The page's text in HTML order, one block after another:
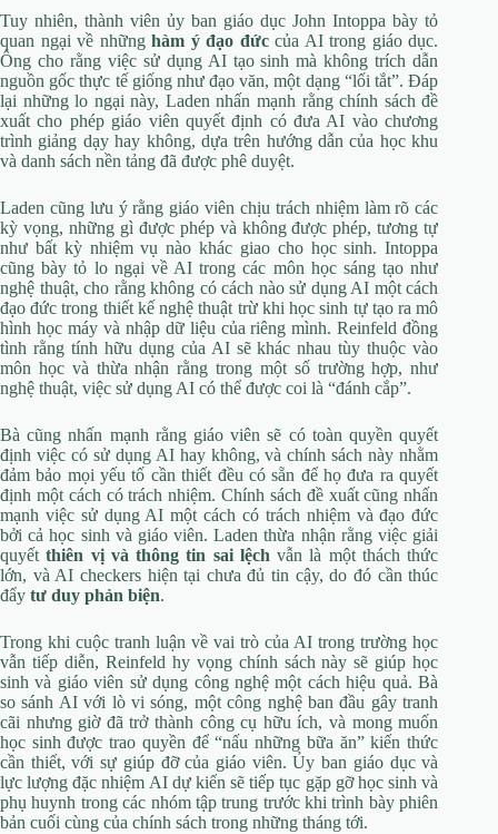
Tuy nhiên, thành viên ủy ban giáo dục John Intoppa bày tỏ
quan ngại về nhữnghàm ý đạo đứccủa AI trong giáo dục.
Ông cho rằng việc sử dụng AI tạo sinh mà không trích dẫn
nguồn gốc thực tế giống như đạo văn, một dạng “lối tắt”. Đáp
lại những lo ngại này, Laden nhấn mạnh rằng chính sách đề
xuất cho phép giáo viên quyết định có đưa AI vào chương
trình giảng dạy hay không, dựa trên hướng dẫn của học khu
và danh sách nền tảng đã được phê duyệt.
Laden cũng lưu ý rằng giáo viên chịu trách nhiệm làm rõ các
kỳ vọng, những gì được phép và không được phép, tương tự
như bất kỳ nhiệm vụ nào khác giao cho học sinh. Intoppa
cũng bày tỏ lo ngại về AI trong các môn học sáng tạo như
nghệ thuật, cho rằng không có cách nào sử dụng AI một cách
đạo đức trong thiết kế nghệ thuật trừ khi học sinh tự tạo ra mô
hình học máy và nhập dữ liệu của riêng mình. Reinfeld đồng
tình rằng tính hữu dụng của AI sẽ khác nhau tùy thuộc vào
môn học và thừa nhận rằng trong một số trường hợp, như
nghệ thuật, việc sử dụng AI có thể được coi là “đánh cắp”.
Bà cũng nhấn mạnh rằng giáo viên sẽ có toàn quyền quyết
định việc có sử dụng AI hay không, và chính sách này nhằm
đảm bảo mọi yếu tố cần thiết đều có sẵn để họ đưa ra quyết
định một cách có trách nhiệm. Chính sách đề xuất cũng nhấn
mạnh việc sử dụng AI một cách có trách nhiệm và đạo đức
bởi cả học sinh và giáo viên. Laden thừa nhận rằng việc giải
quyếtthiên vị và thông tin sai lệch vẫn là một thách thức
lớn, và AI checkers hiện tại chưa đủ tin cậy, do đó cần thúc
đẩy tư duy phản biện.
Trong khi cuộc tranh luận về vai trò của AI trong trường học
vẫn tiếp diễn, Reinfeld hy vọng chính sách này sẽ giúp học
sinh và giáo viên sử dụng công nghệ một cách hiệu quả. Bà
so sánh AI với lò vi sóng, một công nghệ ban đầu gây tranh
cãi nhưng giờ đã trở thành công cụ hữu ích, và mong muốn
học sinh được trao quyền để “nấu những bữa ăn” kiến thức
cần thiết, với sự giúp đỡ của giáo viên. Ủy ban giáo dục và
lực lượng đặc nhiệm AI dự kiến sẽ tiếp tục gặp gỡ học sinh và
phụ huynh trong các nhóm tập trung trước khi trình bày phiên
bản cuối cùng của chính sách trong những tháng tới.